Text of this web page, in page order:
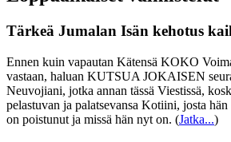
Tärkeä Jumalan Isän kehotus
Ennen kuin vapautan Kätensä KOKO
vastaan, haluan KUTSUA JOKAISEN
Neuvojiani, jotka annan tässä Viestissä,
pelastuvan ja palatsevansa Kotiini, josta
on poistunut ja missä hän nyt on. (Jatka...)